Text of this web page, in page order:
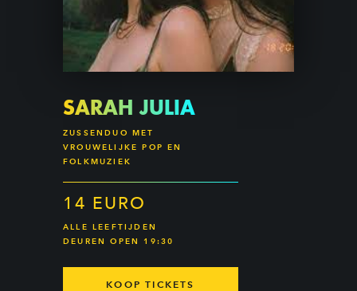
SARAH JULIA
ZUSSENDUO MET
VROUWELIJKE POP EN
FOLKMUZIEK
14 EURO
ALLE LEEFTIJDEN
DEUREN OPEN 19:30
KOOP TICKETS